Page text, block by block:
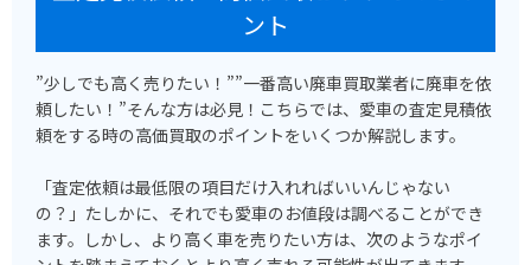
ント
”少しでも高く売りたい！””一番高い廃車買取業者に廃車を依
頼したい！”そんな方は必見！こちらでは、愛車の査定見積依
頼をする時の高価買取のポイントをいくつか解説します。
「査定依頼は最低限の項目だけ入れればいいんじゃない
の？」たしかに、それでも愛車のお値段は調べることができ
ます。しかし、より高く車を売りたい方は、次のようなポイ